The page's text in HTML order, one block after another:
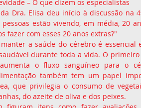
– O que dizem os especialistas
Dra. Elisa deu início à discussão na
pessoas estão vivendo, em média, 20
fazer com esses 20 anos extras?"
a saúde do cérebro é essencial
durante toda a vida. O
o fluxo sanguíneo para o
também tem um papel
que privilegia o consumo de
do azeite de oliva e dos peixes.